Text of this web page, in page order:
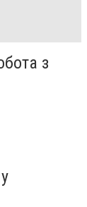
з